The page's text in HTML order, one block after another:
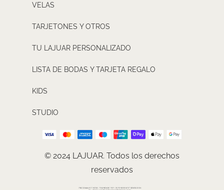
VELAS
TARJETONES Y OTROS
TU LAJUAR PERSONALIZADO
LISTA DE BODAS Y TARJETA REGALO
KIDS
STUDIO
© 2024 LAJUAR. Todos los derechos
reservados